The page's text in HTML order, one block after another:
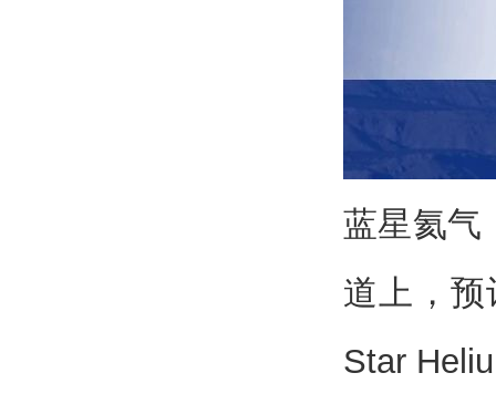
蓝星氦气
道上，
Star